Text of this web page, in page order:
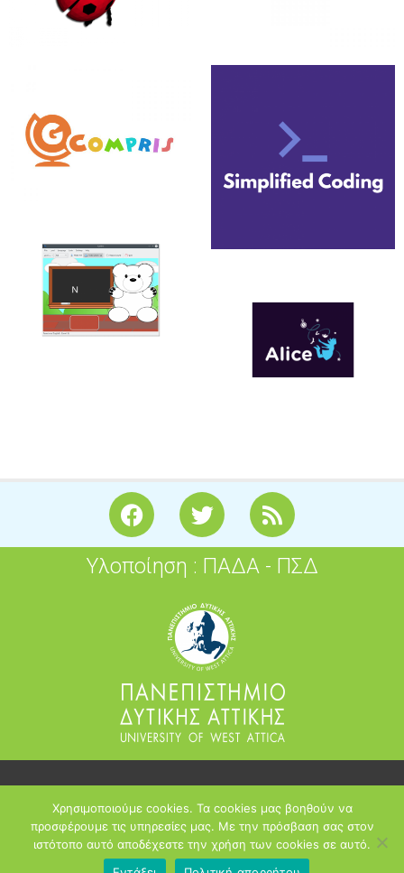
F
a
c
e
T
w
i
t
e
r
R
s
s
Υλοποίηση : ΠΑΔΑ - ΠΣΔ
opensoft.sch.gr
Πανελλήνιο Σχολικό Δίκτυο
Χρησιμοποιούμε cookies. Τα cookies μας βοηθούν να
προσφέρουμε τις υπηρεσίες μας. Με την πρόσβαση σας στον
ιστότοπο αυτό αποδέχεστε την χρήση των cookies σε αυτό.